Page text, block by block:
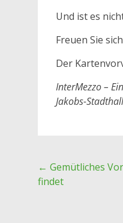
Und ist es
Freuen Sie
Der
InterMezzo –
Jakobs-
Post
navigation
← Gemütliches
findet